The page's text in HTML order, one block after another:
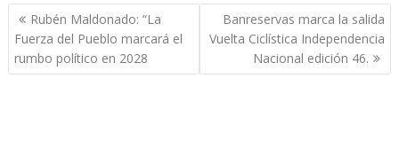
Navegación
de
entradas
Rubén Maldonado: “La
Fuerza del Pueblo marcará el
rumbo político en 2028
Banreservas marca la salida
Vuelta Ciclística Independencia
Nacional edición 46.